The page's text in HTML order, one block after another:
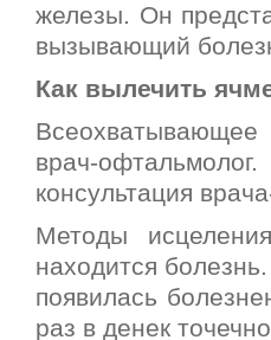
железы. Он
вызывающий
Как вылечить
врач-
консультация
Методы
находится
появилась
раз в денек